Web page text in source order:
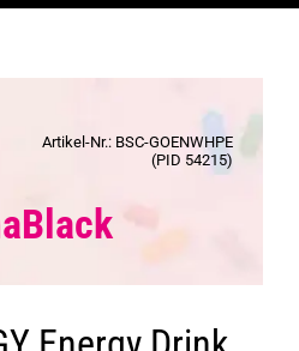
Artikel-Nr.: BSC-GOENWHPE
(PID 54215)